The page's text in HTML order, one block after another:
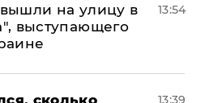
на улицу в
выступающего
13:54
сколько
13:39